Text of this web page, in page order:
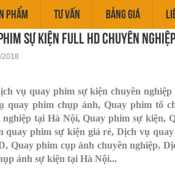
PHẨM TƯ VẤN BẢNG GIÁ
sự kiện Full HD chuyên
vụ quay phim sự kiện chuyên
quay phim chụp ảnh, Quay phim tổ
nghiệp tại Hà Nội, Quay phim sự kiện,
quay phim sự kiện giá rẻ, Dịch vụ
Quay phim cụp ảnh chuyên nghiệp,
ảnh sự kiện tại Hà Nội...